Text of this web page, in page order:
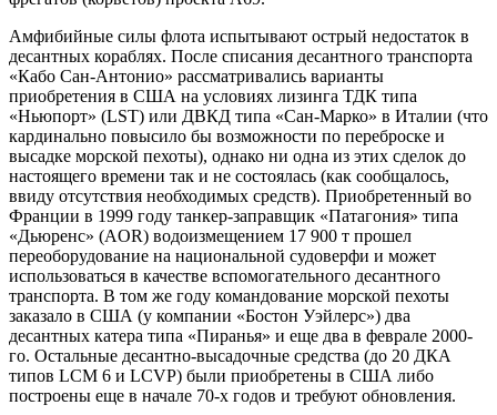
Амфибийные силы флота испытывают острый недостаток в
десантных кораблях. После списания десантного транспорта
«Кабо Сан-Антонио» рассматривались варианты
приобретения в США на условиях лизинга ТДК типа
«Ньюпорт» (LST) или ДВКД типа «Сан-Марко» в Италии (что
кардинально повысило бы возможности по переброске и
высадке морской пехоты), однако ни одна из этих сделок до
настоящего времени так и не состоялась (как сообщалось,
ввиду отсутствия необходимых средств). Приобретенный во
Франции в 1999 году танкер-заправщик «Патагония» типа
«Дьюренс» (AOR) водоизмещением 17 900 т прошел
переоборудование на национальной судоверфи и может
использоваться в качестве вспомогательного десантного
транспорта. В том же году командование морской пехоты
заказало в США (у компании «Бостон Уэйлерс») два
десантных катера типа «Пиранья» и еще два в феврале 2000-
го. Остальные десантно-высадочные средства (до 20 ДКА
типов LCM 6 и LCVP) были приобретены в США либо
построены еще в начале 70-х годов и требуют обновления.